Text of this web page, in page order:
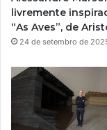
livremente
“As Aves”, de
24 de setembro de